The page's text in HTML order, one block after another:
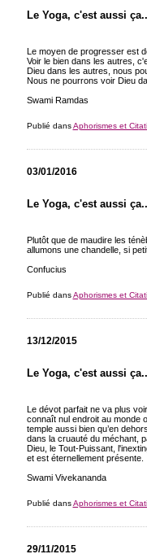
Le Yoga, c'est aussi
Le moyen de progresser est
Voir le bien dans les autres,
Dieu dans les autres, nous
Nous ne pourrons voir Dieu
Swami Ramdas
Publié dansAphorismes et
03/01/2016
Le Yoga, c'est aussi
Plutôt que de maudire les
allumons une chandelle, si
Confucius
Publié dansAphorismes et
13/12/2015
Le Yoga, c'est aussi
Le dévot parfait ne va plus
connaît nul endroit au monde
temple aussi bien qu’en
dans la cruauté du méchant,
Dieu, le Tout-Puissant,
et est éternellement présente.
Swami Vivekananda
Publié dansAphorismes et
29/11/2015